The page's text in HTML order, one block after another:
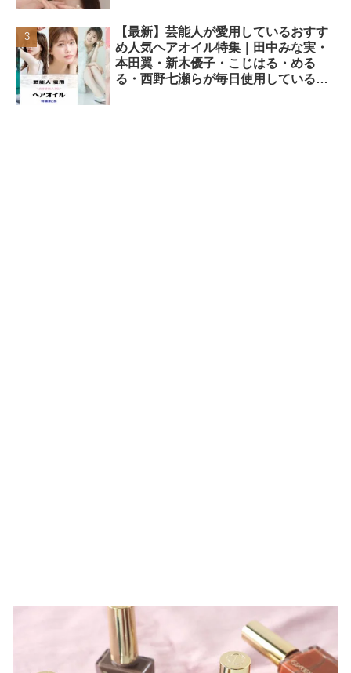
【最新】芸能人が愛用しているおすす
め人気ヘアオイル特集｜田中みな実・
本田翼・新木優子・こじはる・める
る・西野七瀬らが毎日使用しているヘ